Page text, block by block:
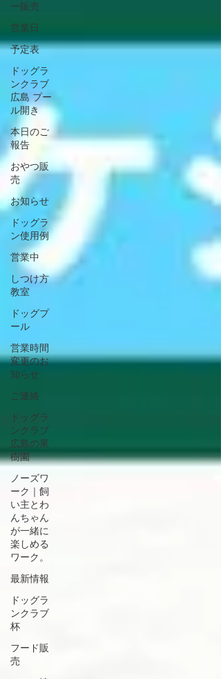
ー販売
営業日
予定表
ドッグラ
ンクラブ
広島 プー
ル開き
本日のご
報告
おやつ販
売
お知らせ
ドッグラ
ン使用例
営業中
しつけ方
教室
ドッグプ
ール
営業時間
変更のお
知らせ
ご連絡
ドッグラ
ンクラブ
広島の果
樹園
ノーズワ
ーク｜飼
い主とわ
んちゃん
が一緒に
楽しめる
ワーク。
最新情報
ドッグラ
ンクラブ
杯
フード販
売